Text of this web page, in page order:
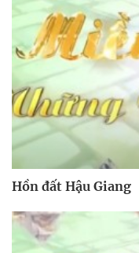
Hồn đất Hậu Giang